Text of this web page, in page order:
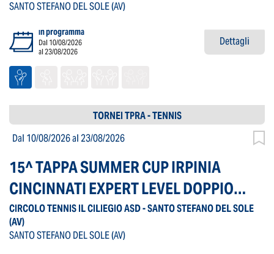
SANTO STEFANO DEL SOLE(AV)
in programma
Dal 10/08/2026
al 23/08/2026
Dettagli
TORNEI TPRA - TENNIS
Dal 10/08/2026al 23/08/2026
15^ TAPPA SUMMER CUP IRPINIA
CINCINNATI EXPERT LEVEL DOPPIO
MISTO
CIRCOLO TENNIS IL CILIEGIO ASD - SANTO STEFANO DEL SOLE
(AV)
SANTO STEFANO DEL SOLE(AV)